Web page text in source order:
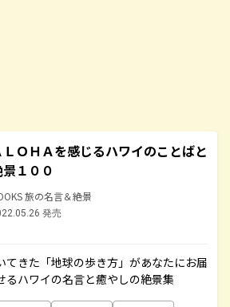
ＬＯＨＡを感じるハワイのことばと
１００
旅の名言＆絶景
発売
てきた「地球の歩き方」があなたにお届
るハワイの名言と癒やしの絶景集